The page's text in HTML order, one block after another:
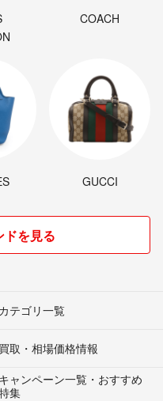
COACH
GUCCI
ドを見る
カテゴリ一覧
買取・相場価格情報
キャンペーン一覧・おすすめ
集